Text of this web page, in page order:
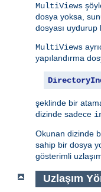
MultiViews
dosya yoksa,
dosyası
MultiViews
yapılandırma
şeklinde bir
dizinde sadece
Okunan dizinde
sahip bir dosya
gösterimli
Uzlaşım